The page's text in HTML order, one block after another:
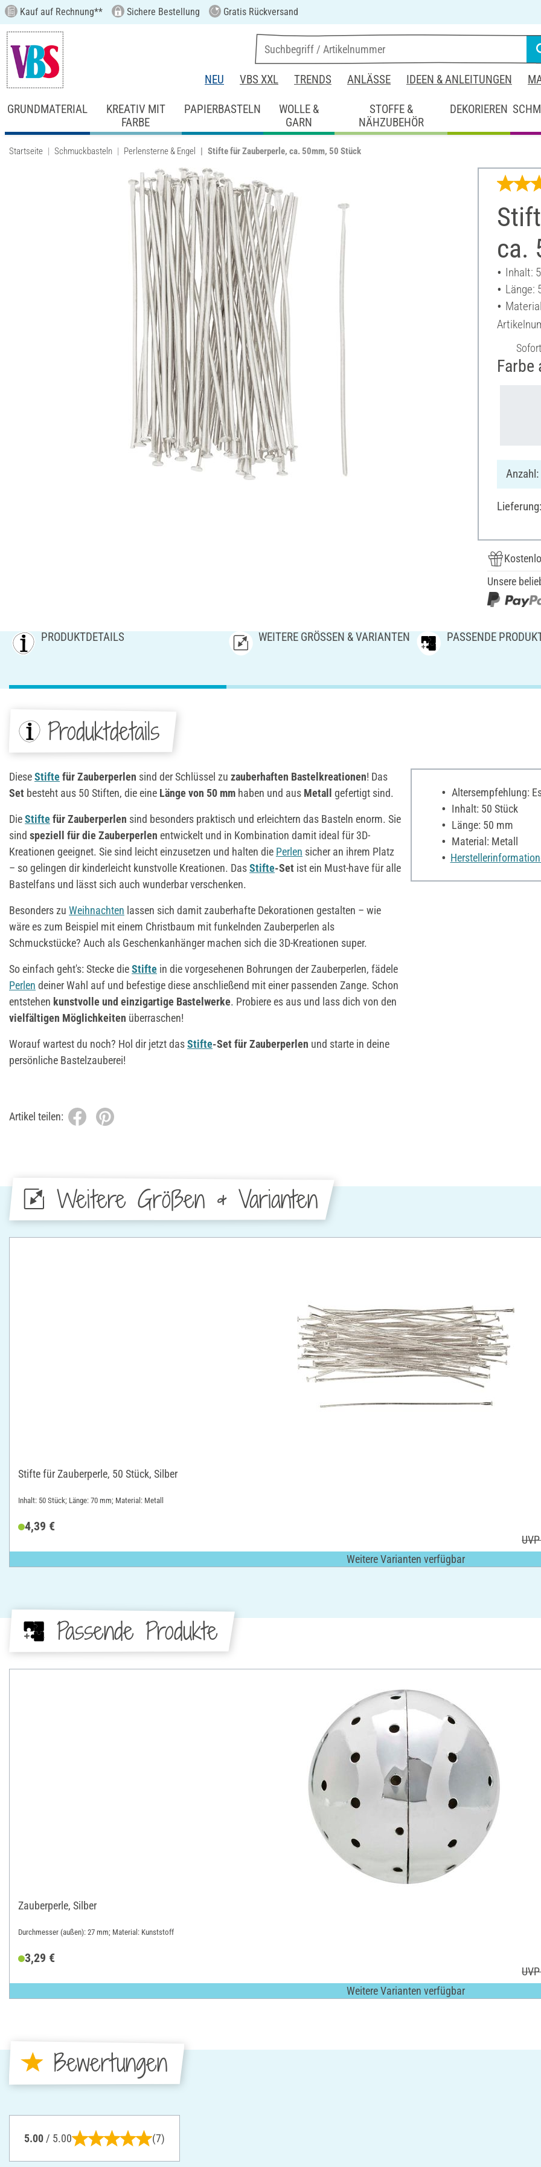
Kauf auf Rechnung** Sichere Bestellung Gratis Rückversand
NEU VBS XXL TRENDS ANLÄSSE IDEEN & ANLEITUNGEN
GRUNDMATERIAL
KREATIV MIT
FARBE
PAPIERBASTELN
WOLLE &
GARN
STOFFE &
NÄHZUBEHÖR
DEKORIEREN
Startseite Schmuckbasteln Perlensterne & Engel Stifte für Zauberperle, ca. 50mm, 50 Stück
ca.
Inhalt:
Länge:
Farbe
Anzahl:
Unsere
PRODUKTDETAILS WEITERE GRÖSSEN & VARIANTEN PASSENDE
Produktdetails
DieseStiftefürZauberperlen sind der Schlüssel zu zauberhaften Bastelkreationen! Das
Set besteht aus 50 Stiften, die eine Länge von 50 mm haben und aus Metall gefertigt sind.
DieStiftefür Zauberperlen sind besonders praktisch und erleichtern das Basteln enorm. Sie
sind speziell für die Zauberperlen entwickelt und in Kombination damit ideal für 3D-
Kreationen geeignet. Sie sind leicht einzusetzen und halten die Perlen sicher an ihrem Platz
– so gelingen dir kinderleicht kunstvolle Kreationen. DasStifte-Set ist ein Must-have für alle
Bastelfans und lässt sich auch wunderbar verschenken.
Besonders zu Weihnachten lassen sich damit zauberhafte Dekorationen gestalten – wie
wäre es zum Beispiel mit einem Christbaum mit funkelnden Zauberperlen als
Schmuckstücke? Auch als Geschenkanhänger machen sich die 3D-Kreationen super.
So einfach geht's: Stecke dieStifte in die vorgesehenen Bohrungen der Zauberperlen, fädele
Perlen deiner Wahl auf und befestige diese anschließend mit einer passenden Zange. Schon
entstehen kunstvolle und einzigartige Bastelwerke. Probiere es aus und lass dich von den
vielfältigen Möglichkeiten überraschen!
Worauf wartest du noch? Hol dir jetzt dasStifte-Set für Zauberperlen und starte in deine
persönliche Bastelzauberei!
Altersempfehlung:
Inhalt: 50 Stück
Länge: 50 mm
Material: Metall
Artikel teilen:
Weitere Größen & Varianten
Stifte für Zauberperle, 50 Stück, Silber
Inhalt: 50 Stück; Länge: 70 mm; Material: Metall
4,39 €
Weitere Varianten verfügbar
Passende Produkte
Zauberperle, Silber
Durchmesser (außen): 27 mm; Material: Kunststoff
3,29 €
Weitere Varianten verfügbar
Bewertungen
5.00 / 5.00 (7)